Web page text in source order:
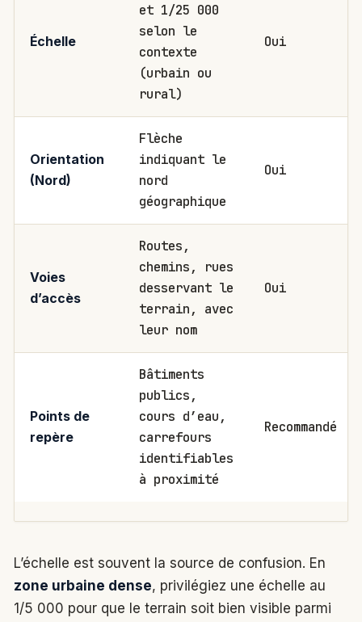
Échelle
et 1/25 000
selon le
contexte
(urbain ou
rural)
Oui
Orientation
(Nord)
Flèche
indiquant le
nord
géographique
Oui
Voies
d’accès
Routes,
chemins, rues
desservant le
terrain, avec
leur nom
Oui
Points de
repère
Bâtiments
publics,
cours d’eau,
carrefours
identifiables
à proximité
Recommandé
L’échelle est souvent la source de confusion. En
zone urbaine dense, privilégiez une échelle au
1/5 000 pour que le terrain soit bien visible parmi